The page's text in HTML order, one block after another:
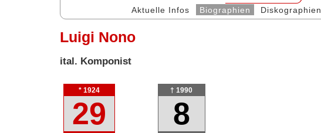
Aktuelle Infos Biographien Diskographien
Luigi Nono
ital. Komponist
* 1924
29
† 1990
8